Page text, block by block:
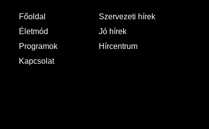
Főoldal
Szervezeti hírek
Életmód
Jó hírek
Programok
Hírcentrum
Kapcsolat